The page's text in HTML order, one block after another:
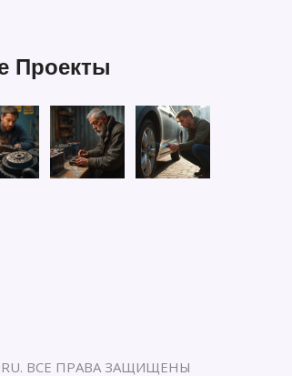
Проекты
ВСЕ ПРАВА ЗАЩИЩЕНЫ